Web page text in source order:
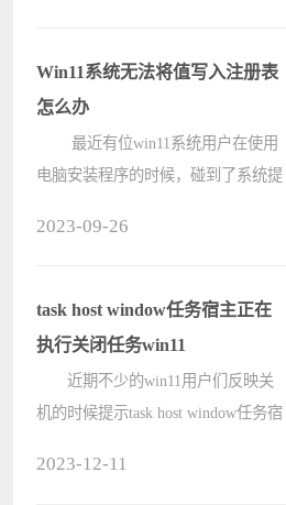
是，由于 Windows 11 包含????
Win11系统无法将值写入注册表
怎么办
最近有位win11系统用户在使用
电脑安装程序的时候，碰到了系统提
值写入注册表怎么办呢?今天电脑系
统之????
2023-09-26
task host window任务宿主正在
执行关闭任务win11
近期不少的win11用户们反映关
机的时候提示task host window任务宿
2023-12-11